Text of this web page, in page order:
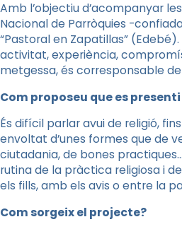
Amb l’objectiu d’acompanyar
Nacional de Parròquies -
“Pastoral en Zapatillas”
activitat, experiència,
metgessa, és corresponsable
Com proposeu que es
És difícil parlar avui de religió,
envoltat d’unes formes que de
ciutadania, de bones
rutina de la pràctica religiosa i
els fills, amb els avis o entre la
Com sorgeix el projecte?